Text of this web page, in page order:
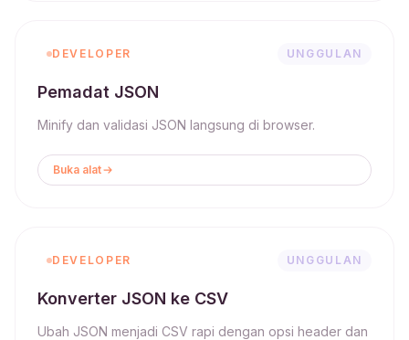
DEVELOPER UNGGULAN
Pemadat JSON
Minify dan validasi JSON langsung di browser.
Buka alat
DEVELOPER UNGGULAN
Konverter JSON ke CSV
Ubah JSON menjadi CSV rapi dengan opsi header dan